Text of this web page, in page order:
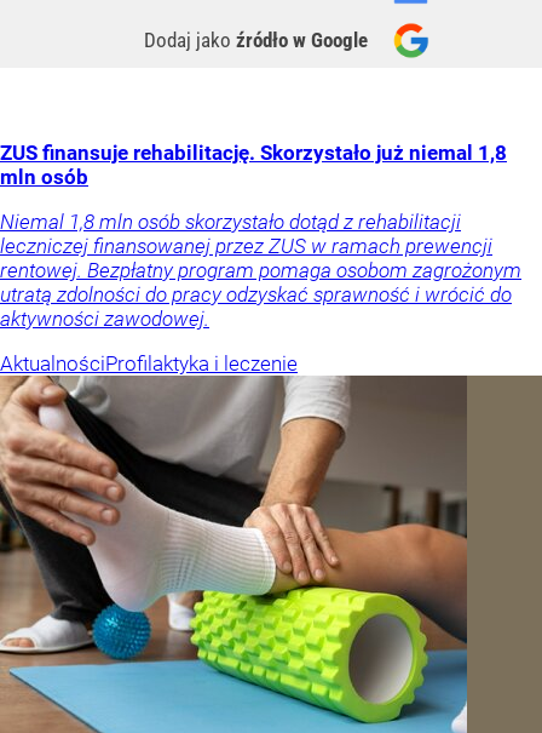
Dodaj jako źródło w Google
ZUS finansuje rehabilitację. Skorzystało już niemal 1,8
mln osób
Niemal 1,8 mln osób skorzystało dotąd z rehabilitacji
leczniczej finansowanej przez ZUS w ramach prewencji
rentowej. Bezpłatny program pomaga osobom zagrożonym
utratą zdolności do pracy odzyskać sprawność i wrócić do
aktywności zawodowej.
AktualnościProfilaktyka i leczenie